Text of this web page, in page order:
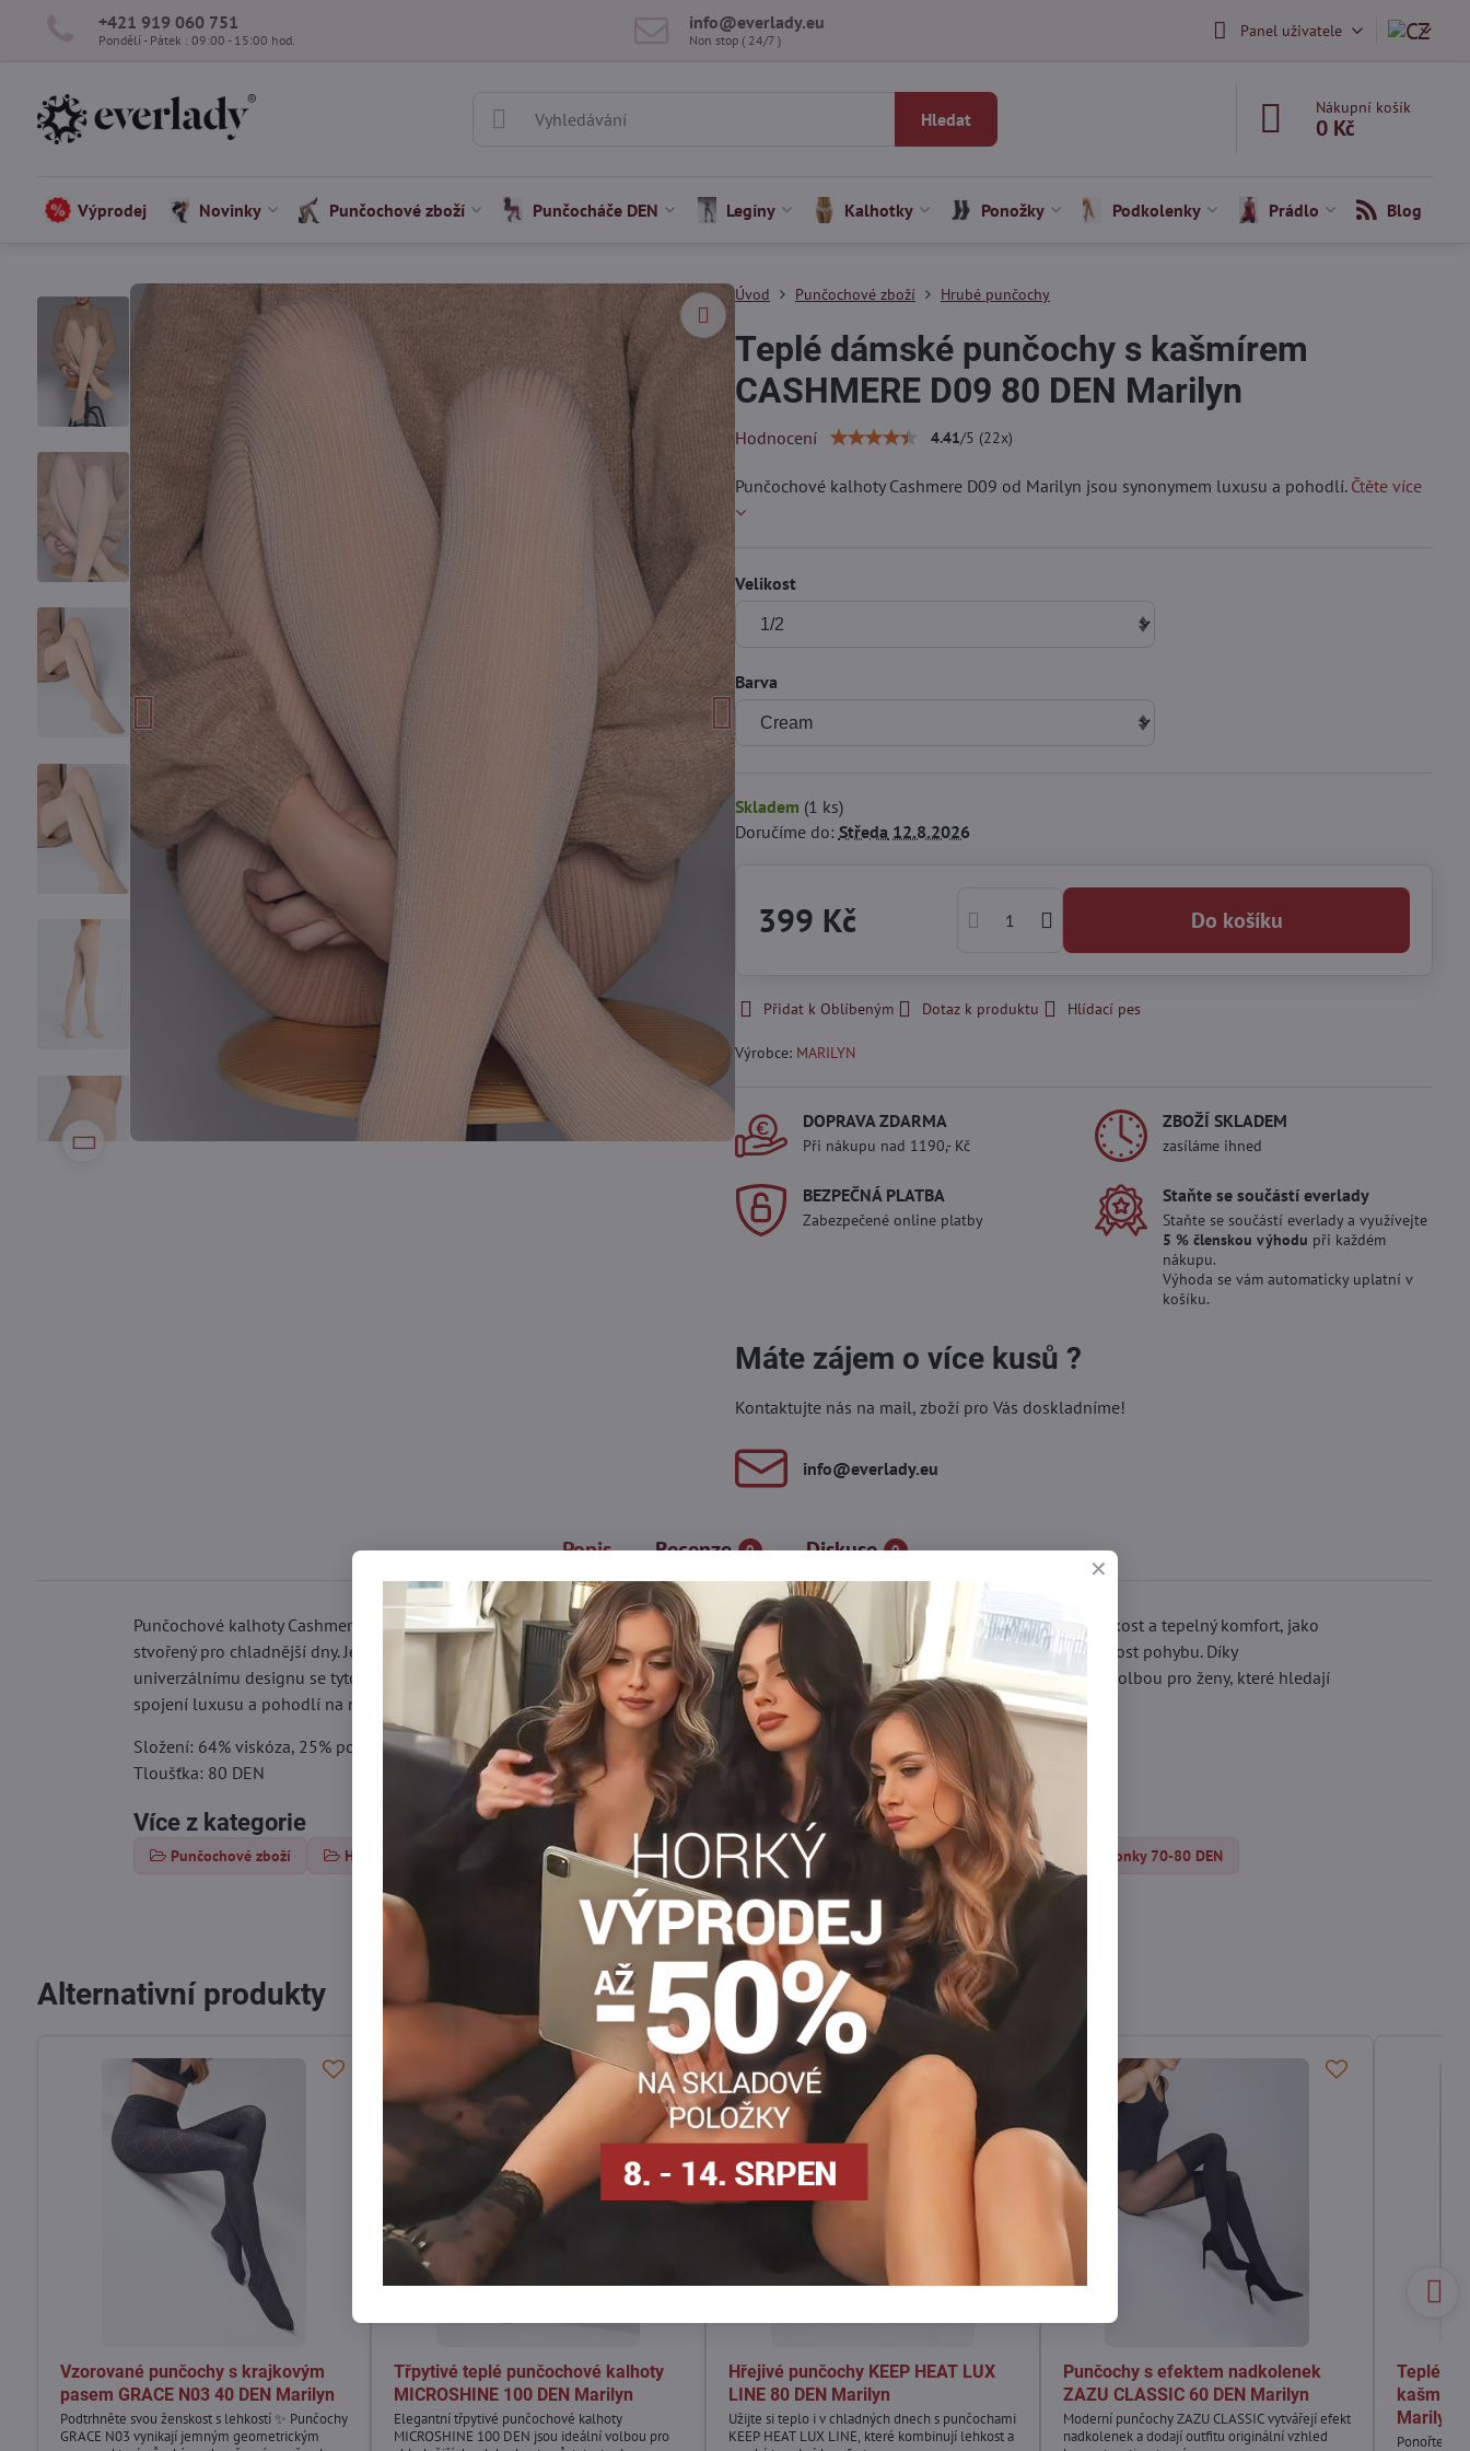
+421 919 060 751
Pondělí - Pátek : 09:00 - 15:00 hod.
info​@everlady​.eu
Non stop ( 24/7 ) Panel uživatele
Hledat
Nákupní košík
0 Kč
Výprodej Novinky Punčochové zboží Punčocháče DEN Legíny Kalhotky Ponožky Podkolenky Prádlo Blog
Úvod Punčochové zboží Hrubé punčochy
Teplé dámské punčochy s kašmírem
CASHMERE D09 80 DEN Marilyn
Hodnocení 4.41/5 (22x)
Punčochové kalhoty Cashmere D09 od Marilyn jsou synonymem luxusu a pohodlí. Čtěte více
Velikost
Barva
Skladem (1 ks)
Doručíme do: Středa 12.8.2026
399 Kč Do košíku
Přidat k Oblíbeným Dotaz k produktu Hlídací pes
Výrobce: MARILYN
DOPRAVA ZDARMA
Při nákupu nad 1190,- Kč
ZBOŽÍ SKLADEM
zasíláme ihned
BEZPEČNÁ PLATBA
Zabezpečené online platby
Staňte se součástí everlady
Staňte se součástí everlady a využívejte
5 % členskou výhodu při každém
nákupu.
Výhoda se vám automaticky uplatní v
košíku.
Máte zájem o více kusů ?
Kontaktujte nás na mail, zboží pro Vás doskladníme!
info​@everlady​.eu
Popis Recenze 0 Diskuse 0
Punčochové kalhoty Cashmere D09 od Marilyn jsou synonymem luxusu a pohodlí. Díky přídavku kašmíru zaručují mimořádnou měkkost a tepelný komfort, jako
stvořený pro chladnější dny. Jejich elastický pas a dokonale přizpůsobený střih zdůrazňují postavu a zároveň zajišťují naprostou volnost pohybu. Díky
univerzálnímu designu se tyto punčochové kalhoty perfektně hodí ke každodennímu i formálnějšímu stylu. Jsou nepostradatelnou volbou pro ženy, které hledají
spojení luxusu a pohodlí na nejvyšší úrovni.
Složení: 64% viskóza, 25% polyamid, 10% kašmír, 1% bavlna
Tloušťka: 80 DEN
Více z kategorie
Punčochové zboží Hrubé punčochy Punčocháče 70-80 DEN Dámské punčocháče DEN Hrubé pančuchy Silonky 70-80 DEN
FacebookTwitter BlueskyPinterestReddit LinkedInWhatsApp
E-
mail
Alternativní produkty
Vzorované punčochy s krajkovým
pasem GRACE N03 40 DEN Marilyn
Podtrhněte svou ženskost s lehkostí ✨ Punčochy
GRACE N03 vynikají jemným geometrickým
Třpytivé teplé punčochové kalhoty
MICROSHINE 100 DEN Marilyn
Elegantní třpytivé punčochové kalhoty
MICROSHINE 100 DEN jsou ideální volbou pro
Hřejivé punčochy KEEP HEAT LUX
LINE 80 DEN Marilyn
Užijte si teplo i v chladných dnech s punčochami
KEEP HEAT LUX LINE, které kombinují lehkost a
Punčochy s efektem nadkolenek
ZAZU CLASSIC 60 DEN Marilyn
Moderní punčochy ZAZU CLASSIC vytvářejí efekt
nadkolenek a dodají outfitu originální vzhled
Teplé
Marilyn
Ponořte se